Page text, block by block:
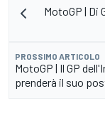
MotoGP | Di
PROSSIMO ARTICOLO
MotoGP | Il GP
prenderà il suo